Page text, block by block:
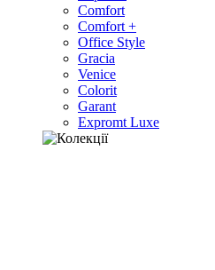
Comfort
Comfort +
Office Style
Gracia
Venice
Colorit
Garant
Expromt Luxe